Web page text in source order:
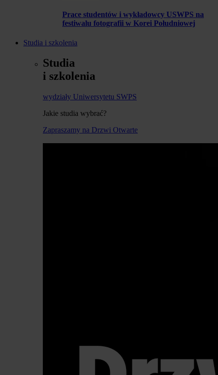
Prace studentów i wykładowcy USWPS na
festiwalu fotografii w Korei Południowej
Studia i szkolenia
Studia
i szkolenia
wydziały Uniwersytetu SWPS
Jakie studia wybrać?
Zapraszamy na Drzwi Otwarte